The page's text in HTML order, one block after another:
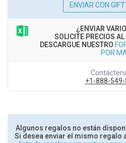
ENVIAR CON
¿ENVIAR
SOLICITE PRECIOS AL
DESCARGUE NUESTRO
POR
+1-888-
Algunos regalos no están
Si desea enviar el mismo regalo